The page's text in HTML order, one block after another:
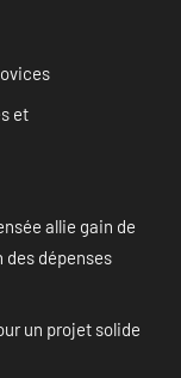
et
allie gain de
dépenses
un projet solide